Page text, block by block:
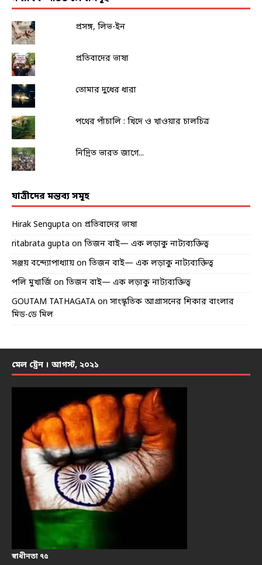
প্রসঙ্গ, লিভ-ইন
প্রতিবাদের ভাষা
তোমার দুধের ধারা
পথের পাঁচালি : খিদে ও খাওয়ার চালচিত্র
নিদ্রিত ভারত জাগে...
যাত্রীদের মন্তব্য সমূহ
Hirak Sengupta on প্রতিবাদের ভাষা
ritabrata gupta on তিজন বাই— এক লড়াকু নাট্যব্যক্তিত্ব
সঞ্জয় বন্দ্যোপাধ্যায় on তিজন বাই— এক লড়াকু নাট্যব্যক্তিত্ব
পলি মুখার্জি on তিজন বাই— এক লড়াকু নাট্যব্যক্তিত্ব
GOUTAM TATHAGATA on সাংস্কৃতিক আগ্রাসনের শিকার বাংলার
মিড-ডে মিল
মেল ট্রেন । আগস্ট, ২০২১
স্বাধীনতা ৭৫